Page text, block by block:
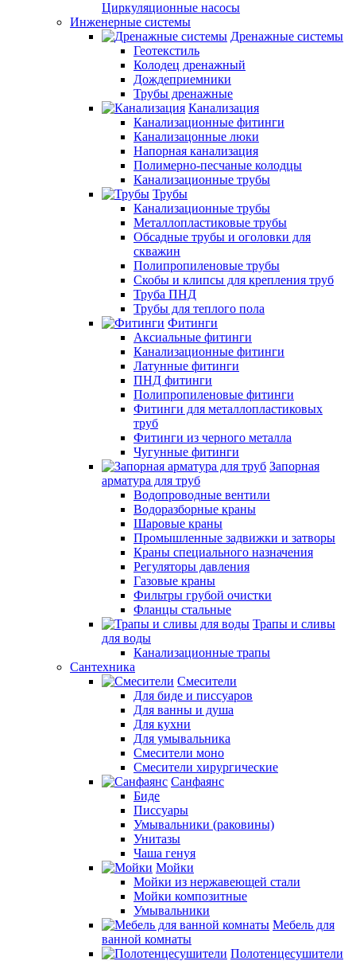
Циркуляционные насосы
Инженерные системы
Дренажные системы
Геотекстиль
Колодец дренажный
Дождеприемники
Трубы дренажные
Канализация
Канализационные фитинги
Канализацонные люки
Напорная канализация
Полимерно-песчаные колодцы
Канализационные трубы
Трубы
Канализационные трубы
Металлопластиковые трубы
Обсадные трубы и оголовки для
скважин
Полипропиленовые трубы
Скобы и клипсы для крепления труб
Труба ПНД
Трубы для теплого пола
Фитинги
Аксиальные фитинги
Канализационные фитинги
Латунные фитинги
ПНД фитинги
Полипропиленовые фитинги
Фитинги для металлопластиковых
труб
Фитинги из черного металла
Чугунные фитинги
Запорная
арматура для труб
Водопроводные вентили
Водоразборные краны
Шаровые краны
Промышленные задвижки и затворы
Краны специального назначения
Регуляторы давления
Газовые краны
Фильтры грубой очистки
Фланцы стальные
Трапы и сливы
для воды
Канализационные трапы
Сантехника
Смесители
Для биде и писсуаров
Для ванны и душа
Для кухни
Для умывальника
Смесители моно
Смесители хирургические
Санфаянс
Биде
Писсуары
Умывальники (раковины)
Унитазы
Чаша генуя
Мойки
Мойки из нержавеющей стали
Мойки композитные
Умывальники
Мебель для
ванной комнаты
Полотенцесушители